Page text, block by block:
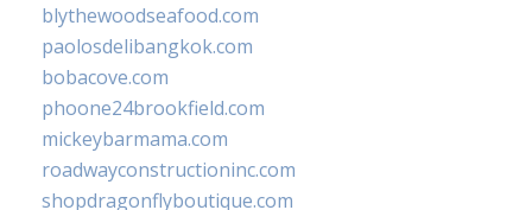
blythewoodseafood.com
paolosdelibangkok.com
bobacove.com
phoone24brookfield.com
mickeybarmama.com
roadwayconstructioninc.com
shopdragonflyboutique.com